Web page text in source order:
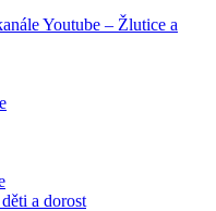
Youtube – Žlutice a
a dorost